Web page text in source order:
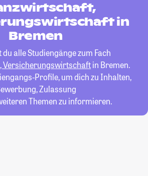
in
Bremen
alle Studiengänge zum Fach
Versicherungswirtschaftin Bremen.
Profile, um dich zu Inhalten,
Zulassung
Themen zu informieren.